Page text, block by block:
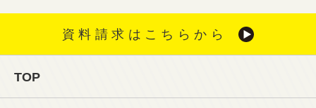
資料請求はこちらから
TOP